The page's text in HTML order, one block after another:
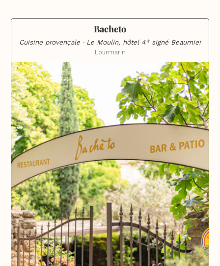
Bacheto
Cuisine provençale · Le Moulin, hôtel 4* signé Beaumier
Lourmarin